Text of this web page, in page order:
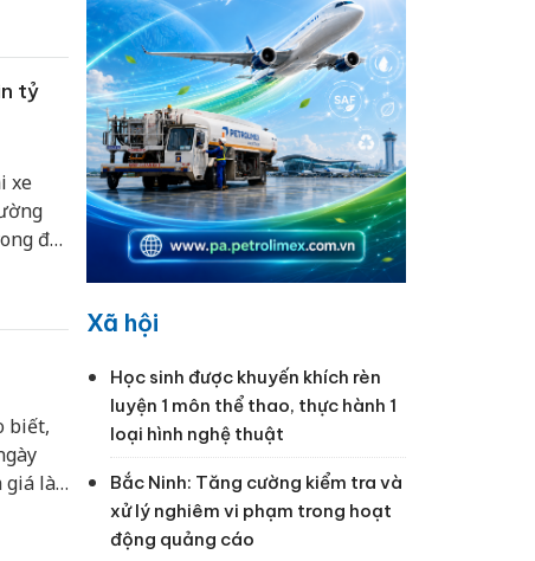
tỷ
xe
đó
biết,
giá là
Xã hội
Học sinh được khuyến khích rèn
luyện 1 môn thể thao, thực hành 1
loại hình nghệ thuật
Bắc Ninh: Tăng cường kiểm tra và
xử lý nghiêm vi phạm trong hoạt
động quảng cáo